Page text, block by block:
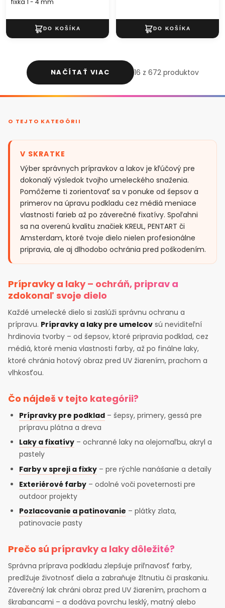
NAČÍTAŤ VIAC 16 z 672 produktov
O TEJTO KATEGÓRII
V SKRATKE
Výber správnych prípravkov a lakov je kľúčový pre
dokonalý výsledok tvojho umeleckého snaženia.
Pomôžeme ti zorientovať sa v ponuke od šepsov a
primerov na úpravu podkladu cez médiá meniace
vlastnosti farieb až po záverečné fixatívy. Spoľahni
sa na overenú kvalitu značiek KREUL, PENTART či
Amsterdam, ktoré tvoje dielo nielen profesionálne
pripravia, ale aj dlhodobo ochránia pred poškodením.
Prípravky a laky – ochráň, priprav a
zdokonaľ svoje dielo
Každé umelecké dielo si zaslúži správnu ochranu a
prípravu. Prípravky a laky pre umelcov sú neviditeľní
hrdinovia tvorby – od šepsov, ktoré pripravia podklad, cez
médiá, ktoré menia vlastnosti farby, až po finálne laky,
ktoré chránia hotový obraz pred UV žiarením, prachom a
vlhkosťou.
Čo nájdeš v tejto kategórii?
Prípravky pre podklad – šepsy, primery, gessá pre
prípravu plátna a dreva
Laky a fixatívy – ochranné laky na olejomaľbu, akryl a
pastely
Farby v spreji a fixky – pre rýchle nanášanie a detaily
Exteriérové farby – odolné voči poveternosti pre
outdoor projekty
Pozlacovanie a patinovanie – plátky zlata,
patinovacie pasty
Prečo sú prípravky a laky dôležité?
Správna príprava podkladu zlepšuje priľnavosť farby,
predlžuje životnosť diela a zabraňuje žltnutiu či praskaniu.
Záverečný lak chráni obraz pred UV žiarením, prachom a
škrabancami – a dodáva povrchu lesklý, matný alebo